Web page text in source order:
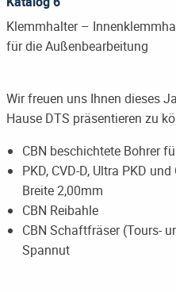
Klemmhalter –
für die Außenbearbeitung
Wir freuen uns Ihnen dieses
Hause DTS präsentieren zu
CBN beschichtete Bohrer
PKD, CVD-D, Ultra PKD
Breite 2,00mm
CBN Reibahle
CBN Schaftfräser (Tours-
Spannut